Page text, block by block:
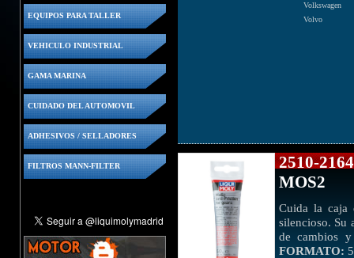
EQUIPOS PARA TALLER
VEHICULO INDUSTRIAL
GAMA MARINA
CUIDADO DEL AUTOMOVIL
ADHESIVOS / SELLADORES
FILTROS MANN-FILTER
Volkswagen
Volvo
2510-
MOS2
Cuida la caja
silencioso. Su
de cambios
FORMATO: